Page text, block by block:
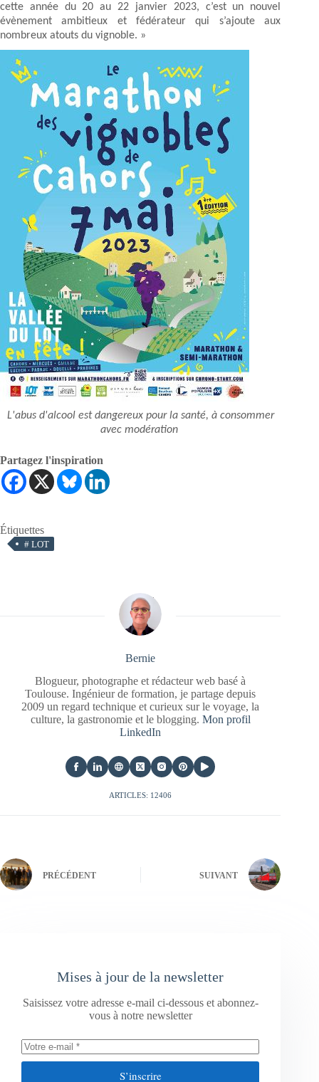
cette année du 20 au 22 janvier 2023, c’est un nouvel
évènement ambitieux et fédérateur qui s’ajoute aux
nombreux atouts du vignoble. »
L'abus d'alcool est dangereux pour la santé, à consommer
avec modération
Partagez l'inspiration
Étiquettes
# LOT
Bernie
Blogueur, photographe et rédacteur web basé à
Toulouse. Ingénieur de formation, je partage depuis
2009 un regard technique et curieux sur le voyage, la
culture, la gastronomie et le blogging. Mon profil
LinkedIn
ARTICLES: 12406
PRÉCÉDENT SUIVANT
Mises à jour de la newsletter
Saisissez votre adresse e-mail ci-dessous et abonnez-
vous à notre newsletter
S’inscrire